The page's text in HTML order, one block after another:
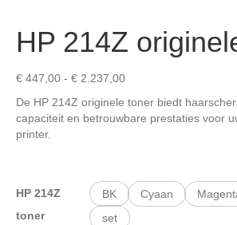
HP 214Z
€ 447,00 - € 2.237,00Prijsklasse:
tot
€ 2.237,00
De HP 214Z originele toner biedt
capaciteit en betrouwbare prestaties voor
printer.
HP 214Z
toner
BK Cyaan
set